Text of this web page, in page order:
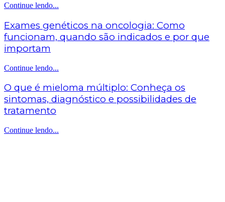
Continue lendo...
Exames genéticos na oncologia: Como
funcionam, quando são indicados e por que
importam
Continue lendo...
O que é mieloma múltiplo: Conheça os
sintomas, diagnóstico e possibilidades de
tratamento
Continue lendo...